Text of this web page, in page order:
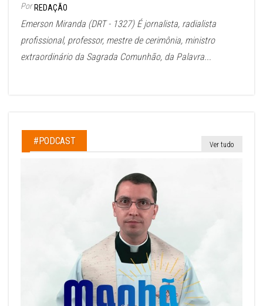
Por REDAÇÃO
Emerson Miranda (DRT - 1327) É jornalista, radialista
profissional, professor, mestre de cerimônia, ministro
extraordinário da Sagrada Comunhão, da Palavra...
#PODCAST Ver tudo